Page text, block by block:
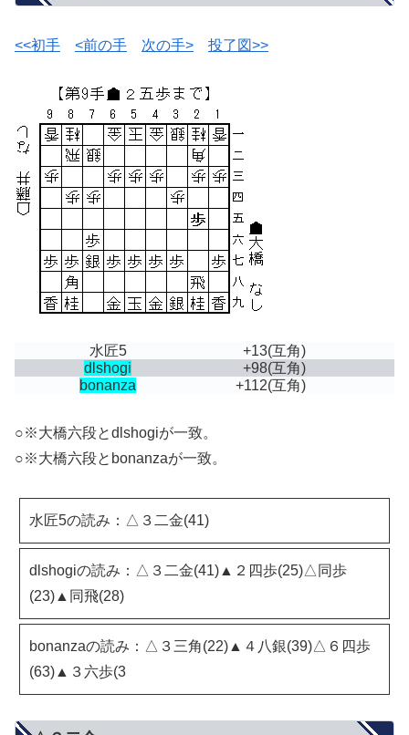
<<初手 <前の手 次の手> 投了図>>
水匠5 +13(互角)
dlshogi
+98(互角)
bonanza
+112(互角)
○※大橋六段とdlshogiが一致。
○※大橋六段とbonanzaが一致。
水匠5の読み：△３二金(41)
dlshogiの読み：△３二金(41)▲２四歩(25)△同歩
(23)▲同飛(28)
bonanzaの読み：△３三角(22)▲４八銀(39)△６四歩
(63)▲３六歩(3